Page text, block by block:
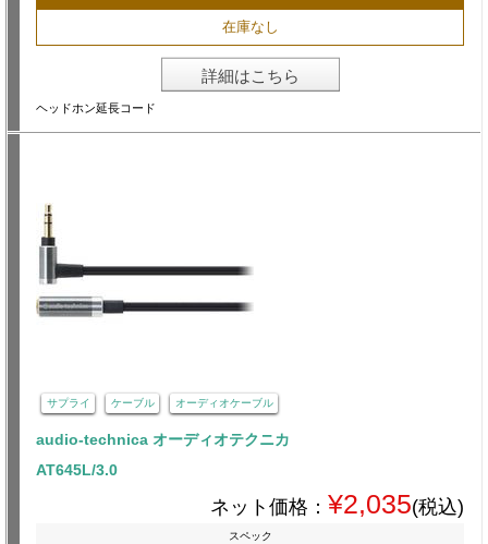
在庫なし
詳細はこちら
ヘッドホン延長コード
サプライ ケーブル オーディオケーブル
audio-technica オーディオテクニカ
AT645L/3.0
ネット価格： ¥2,035(税込)
スペック